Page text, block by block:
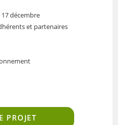
décembre
et partenaires
PROJET